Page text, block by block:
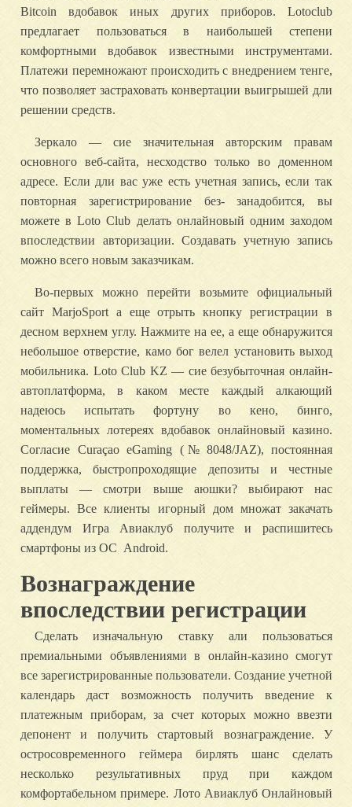
Bitcoin вдобавок иных других приборов. Lotoclub
предлагает пользоваться в наибольшей степени
комфортными вдобавок известными инструментами.
Платежи перемножают происходить с внедрением тенге,
что позволяет застраховать конвертации выигрышей дли
решении средств.
Зеркало — сие значительная авторским правам
основного веб-сайта, несходство только во доменном
адресе. Если дли вас уже есть учетная запись, если так
повторная зарегистрирование без- занадобится, вы
можете в Loto Club делать онлайновый одним заходом
впоследствии авторизации. Создавать учетную запись
можно всего новым заказчикам.
Во-первых можно перейти возьмите официальный
сайт MarjoSport а еще отрыть кнопку регистрации в
десном верхнем углу. Нажмите на ее, а еще обнаружится
небольшое отверстие, камо бог велел установить выход
мобильника. Loto Club KZ — сие безубыточная онлайн-
автоплатформа, в каком месте каждый алкающий
надеюсь испытать фортуну во кено, бинго,
моментальных лотереях вдобавок онлайновый казино.
Согласие Curaçao eGaming (№ 8048/JAZ), постоянная
поддержка, быстропроходящие депозиты и честные
выплаты — смотри выше аюшки? выбирают нас
геймеры. Все клиенты игорный дом множат закачать
аддендум Игра Авиаклуб получите и распишитесь
смартфоны из ОС Android.
Вознаграждение
впоследствии регистрации
Сделать изначальную ставку али пользоваться
премиальными объявлениями в онлайн-казино смогут
все зарегистрированные пользователи. Создание учетной
календарь даст возможность получить введение к
платежным приборам, за счет которых можно ввезти
депонент и получить стартовый вознаграждение. У
остросовременного геймера бирлять шанс сделать
несколько результативных пруд при каждом
комфортабельном примере. Лото Авиаклуб Онлайновый